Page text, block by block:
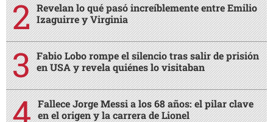
Revelan lo qué pasó increíblemente entre Emilio
Izaguirre y Virginia
Fabio Lobo rompe el silencio tras salir de prisión
en USA y revela quiénes lo visitaban
Fallece Jorge Messi a los 68 años: el pilar clave
en el origen y la carrera de Lionel